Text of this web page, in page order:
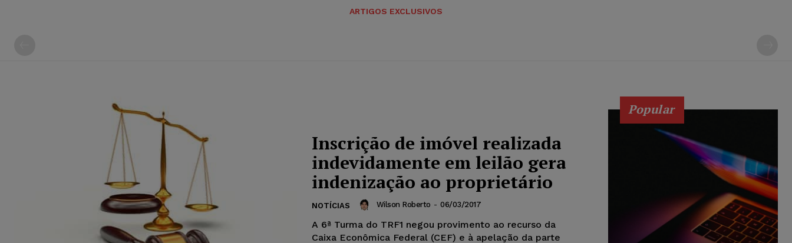
ARTIGOS EXCLUSIVOS
Inscrição de imóvel realizada
indevidamente em leilão gera
indenização ao proprietário
NOTÍCIAS Wilson Roberto - 06/03/2017
A 6ª Turma do TRF1 negou provimento ao recurso da
Caixa Econômica Federal (CEF) e à apelação da parte
Popular